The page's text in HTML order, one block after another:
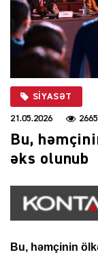
SIYASƏT
21.05.2026 2665
Bu,
əks olunub
Bu, həmçinin